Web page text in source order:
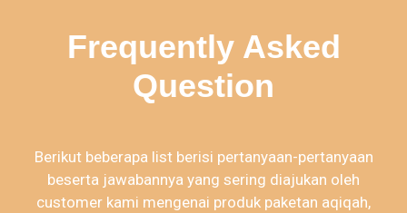
Frequently Asked
Question
Berikut beberapa list berisi pertanyaan-pertanyaan
beserta jawabannya yang sering diajukan oleh
customer kami mengenai produk paketan aqiqah,